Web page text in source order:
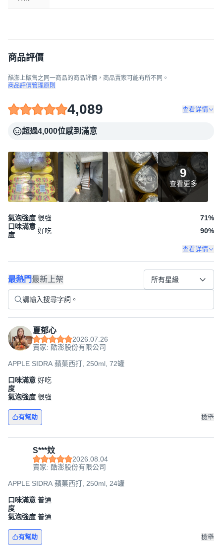
商品評價
酷澎上販售之同一商品的商品評價，商品賣家可能有所不同。
商品評價管理原則
4,089 查看詳情
超過4,000位感到滿意
9
查看更多
氣泡強度 很強 71%
口味滿意
度
好吃 90%
查看詳情
最熱門最新上架 所有星級
夏郁心
2026.07.26
賣家: 酷澎股份有限公司
APPLE SIDRA 蘋菓西打, 250ml, 72罐
口味滿意
度
好吃
氣泡強度 很強
有幫助 檢舉
S***妏
2026.08.04
賣家: 酷澎股份有限公司
APPLE SIDRA 蘋菓西打, 250ml, 24罐
口味滿意
度
普通
氣泡強度 普通
有幫助 檢舉